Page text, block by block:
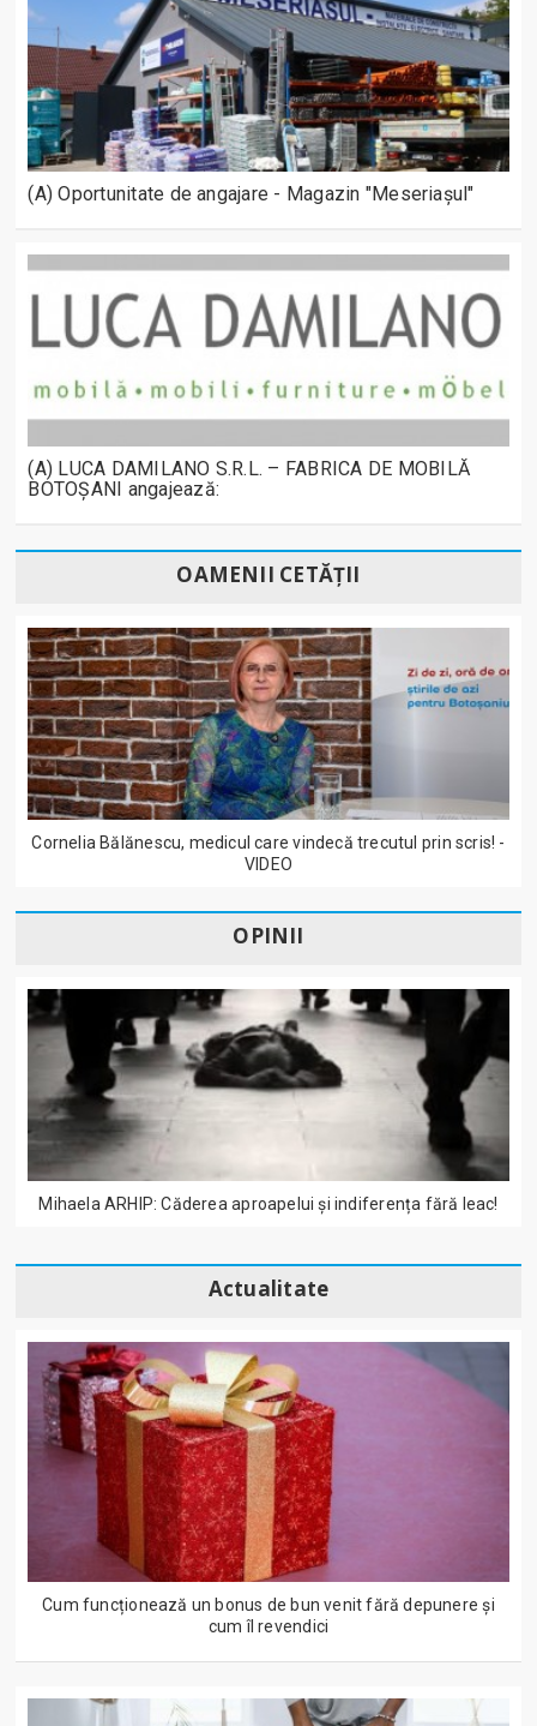
(A) Oportunitate de angajare - Magazin "Meseriașul"
(A) LUCA DAMILANO S.R.L. – FABRICA DE MOBILĂ
BOTOȘANI angajează:
OAMENII CETĂȚII
Cornelia Bălănescu, medicul care vindecă trecutul prin scris! -
VIDEO
OPINII
Mihaela ARHIP: Căderea aproapelui și indiferența fără leac!
Actualitate
Cum funcționează un bonus de bun venit fără depunere și
cum îl revendici